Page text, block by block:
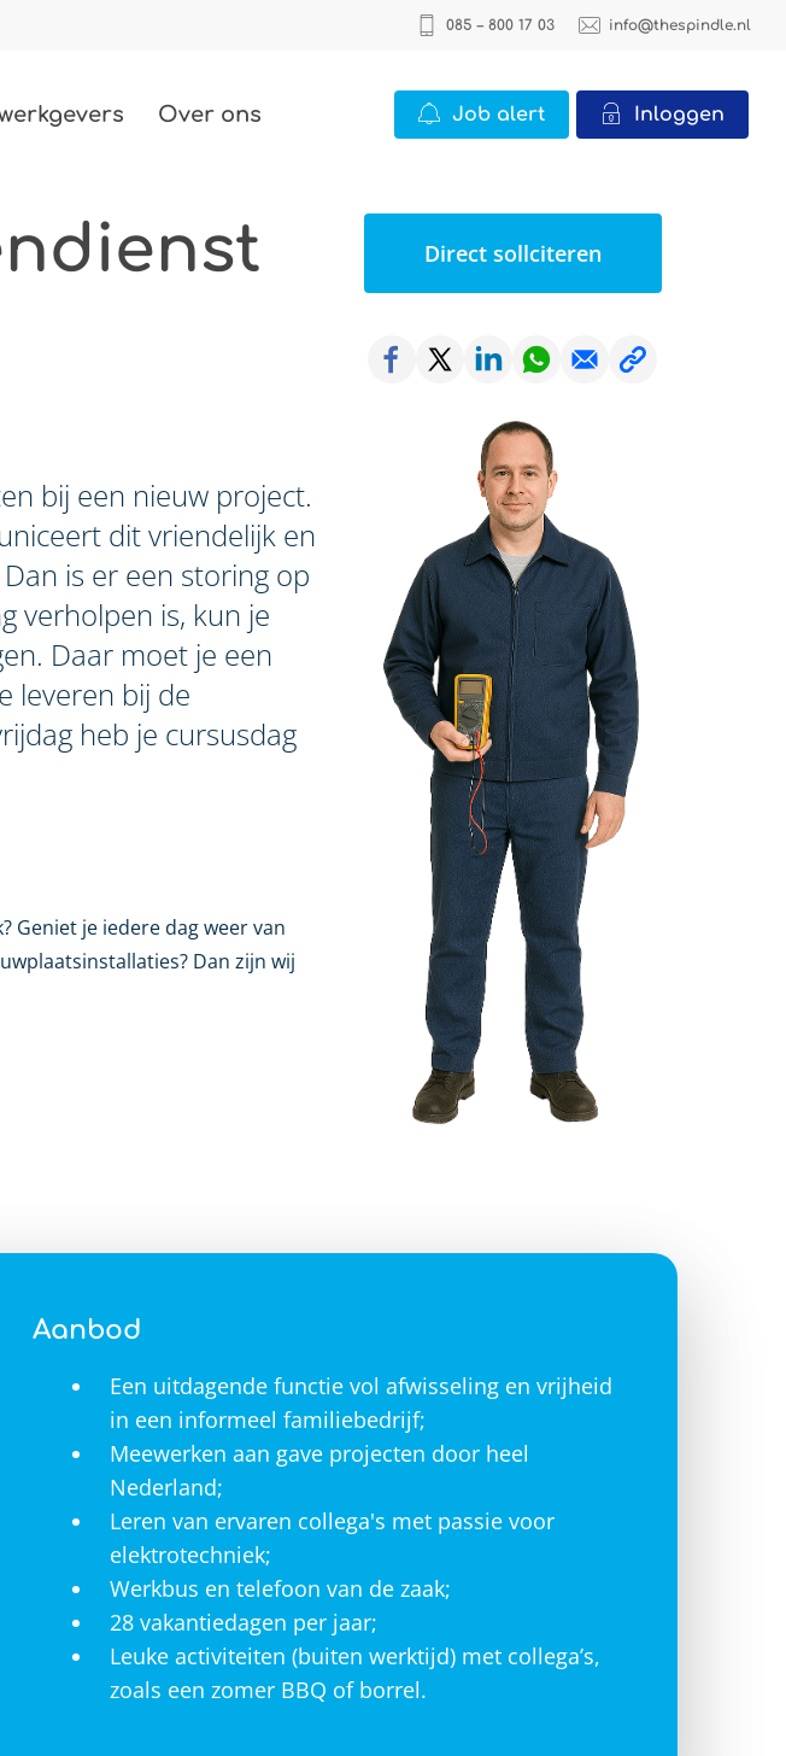
085 – 800 17 03 info@thespindle.nl
22 vacatures
Over ons Job alert Inloggen
bij een nieuw project.
dit vriendelijk en
is er een storing op
verholpen is, kun je
Daar moet je een
leveren bij de
heb je cursusdag
Geniet je iedere dag weer van
Dan zijn wij
Direct sollciteren
Aanbod
Een uitdagende functie vol afwisseling en vrijheid
in een informeel familiebedrijf;
Meewerken aan gave projecten door heel
Nederland;
Leren van ervaren collega's met passie voor
elektrotechniek;
Werkbus en telefoon van de zaak;
28 vakantiedagen per jaar;
Leuke activiteiten (buiten werktijd) met collega’s,
zoals een zomer BBQ of borrel.